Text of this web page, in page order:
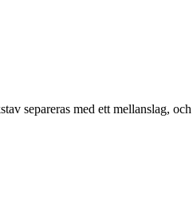
separeras med ett mellanslag,